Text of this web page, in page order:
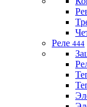
Реле 444